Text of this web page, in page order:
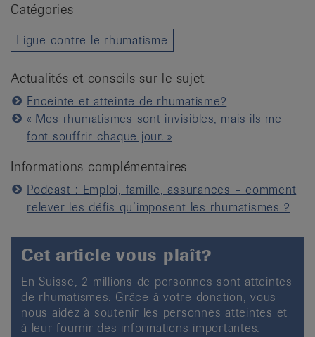
Catégories
Ligue contre le rhumatisme
Actualités et conseils sur le sujet
Enceinte et atteinte de rhumatisme?
« Mes rhumatismes sont invisibles, mais ils me
font souffrir chaque jour. »
Informations complémentaires
Podcast : Emploi, famille, assurances – comment
relever les défis qu’imposent les rhumatismes ?
Cet article vous plaît?
En Suisse, 2 millions de personnes sont atteintes
de rhumatismes. Grâce à votre donation, vous
nous aidez à soutenir les personnes atteintes et
à leur fournir des informations importantes.